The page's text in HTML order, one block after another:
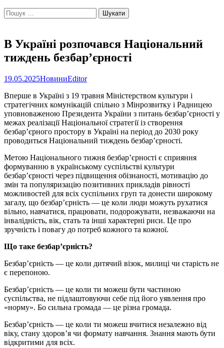
Пошук:
В Україні розпочався Національний
тиждень безбар’єрності
19.05.2025НовиниEditor
Вперше в Україні з 19 травня Міністерством культури і
стратегічних комунікацій спільно з Мінрозвитку і Радницею
уповноваженою Президента України з питань безбар’єрності у
межах реалізації Національної стратегії із створення
безбар’єрного простору в Україні на період до 2030 року
проводиться Національний тиждень безбарʼєрності.
Метою Національного тижня безбарʼєрності є сприяння
формуванню в українському суспільстві культури
безбар’єрності через підвищення обізнаності, мотивацію до
змін та популяризацію позитивних прикладів рівності
можливостей для всіх суспільних груп та донести широкому
загалу, що безбар’єрність — це коли люди можуть рухатися
вільно, навчатися, працювати, подорожувати, незважаючи на
інвалідність, вік, стать та інші характерні риси. Це про
зручність і повагу до потреб кожного та кожної.
Що таке безбар’єрність?
Безбар’єрність — це коли дитячий візок, милиці чи старість не
є перепоною.
Безбар’єрність — це коли ти можеш бути частиною
суспільства, не підлаштовуючи себе під його уявлення про
«норму». Бо сильна громада — це різна громада.
Безбар’єрність — це коли ти можеш вчитися незалежно від
віку, стану здоров’я чи формату навчання. Знання мають бути
відкритими для всіх.